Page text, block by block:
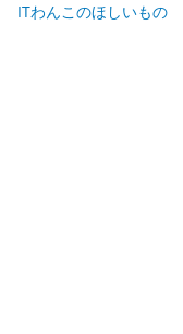
ITわんこのほしいもの